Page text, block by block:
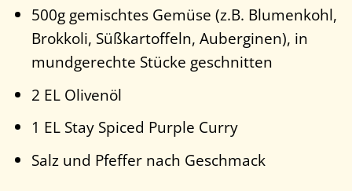
500g gemischtes Gemüse (z.B. Blumenkohl,
Brokkoli, Süßkartoffeln, Auberginen), in
mundgerechte Stücke geschnitten
2 EL Olivenöl
1 EL Stay Spiced Purple Curry
Salz und Pfeffer nach Geschmack